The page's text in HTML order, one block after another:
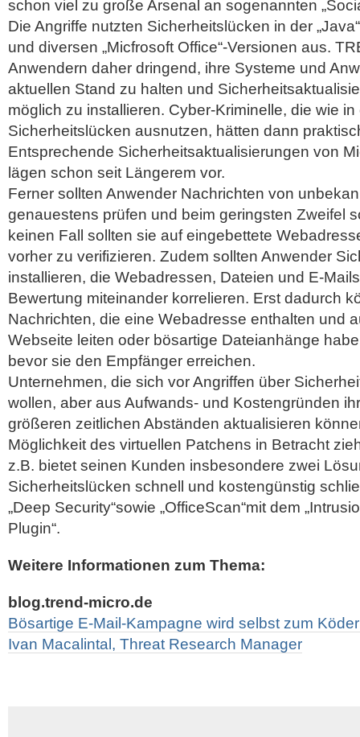
schon viel zu große Arsenal an sogenannten
Die Angriffe nutzten Sicherheitslücken in der
und diversen „Micfrosoft Office“-Versionen aus.
Anwendern daher dringend, ihre Systeme und
aktuellen Stand zu halten und
möglich zu installieren. Cyber-Kriminelle, die wie
Sicherheitslücken ausnutzen, hätten dann
Entsprechende Sicherheitsaktualisierungen von
lägen schon seit Längerem vor.
Ferner sollten Anwender Nachrichten von
genauestens prüfen und beim geringsten Zweifel
keinen Fall sollten sie auf eingebettete
vorher zu verifizieren. Zudem sollten Anwender
installieren, die Webadressen, Dateien und E-
Bewertung miteinander korrelieren. Erst dadurch
Nachrichten, die eine Webadresse enthalten und
Webseite leiten oder bösartige Dateianhänge
bevor sie den Empfänger erreichen.
Unternehmen, die sich vor Angriffen über
wollen, aber aus Aufwands- und Kostengründen
größeren zeitlichen Abständen aktualisieren
Möglichkeit des virtuellen Patchens in Betracht
z.B. bietet seinen Kunden insbesondere zwei
Sicherheitslücken schnell und kostengünstig
„Deep Security“sowie „OfficeScan“mit dem
Plugin“.
Weitere Informationen zum Thema:
blog.trend-micro.de
Bösartige E-Mail-Kampagne wird selbst zum
Ivan Macalintal, Threat Research Manager